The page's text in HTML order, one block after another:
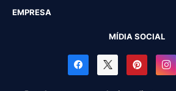
EMPRESA
MÍDIA SOCIAL